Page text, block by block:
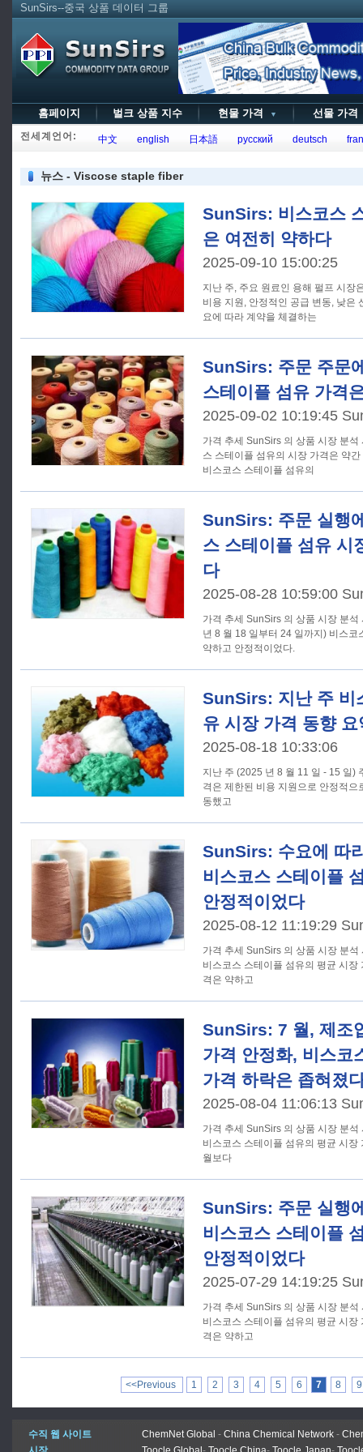
SunSirs--중국 상품 데이터 그룹
홈페이지 벌크 상품 지수 현물 가격 ▼ 선물 가
전세계언어: 中文 english 日本語 русский deutsch
뉴스 - Viscose staple fiber
SunSirs: 비스코스
은 여전히 약하다
2025-09-10 15:00:25
지난 주, 주요 원료인 용해 펄프 시장
비용 지원, 안정적인 공급 변동, 낮은
요에 따라 계약을 체결하는
SunSirs: 주문 주문
스테이플 섬유 가격
2025-09-02 10:19:45
가격 추세 SunSirs 의 상품 시장 분석 시스템에 따르면 8 월에 비스코
스 스테이플 섬유의 시장 가격은 약
비스코스 스테이플 섬유의
SunSirs: 주문 실행
스 스테이플 섬유 시
다
2025-08-28 10:59:00
가격 추세 SunSirs 의 상품 시장 분석 시스템에 따르면 지난 주 (2025
년 8 월 18 일부터 24 일까지) 비스
약하고 안정적이었다.
SunSirs: 지난 주 비
유 시장 가격 동향 요
2025-08-18 10:33:06
지난 주 (2025 년 8 월 11 일 - 15 일)
격은 제한된 비용 지원으로 안정적
동했고
SunSirs: 수요에 따
비스코스 스테이플
안정적이었다
2025-08-12 11:19:29
가격 추세 SunSirs 의 상품 시장 분석 시스템에 따르면 8 월 10 일 현재
비스코스 스테이플 섬유의 평균 시
격은 약하고
SunSirs: 7 월, 제조
가격 안정화, 비스코
가격 하락은 좁혀졌
2025-08-04 11:06:13
가격 추세 SunSirs 의 상품 시장 분석 시스템에 따르면, 7 월 31 일 현재
비스코스 스테이플 섬유의 평균 시
월보다
SunSirs: 주문 실행
비스코스 스테이플
안정적이었다
2025-07-29 14:19:25
가격 추세 SunSirs 의 상품 시장 분석 시스템에 따르면, 7 월 27 일 현재
비스코스 스테이플 섬유의 평균 시
격은 약하고
<<Previous 1 2 3 4 5 6 7 8 9
수직 웹 사이트 ChemNet Global - China Chemical Network -